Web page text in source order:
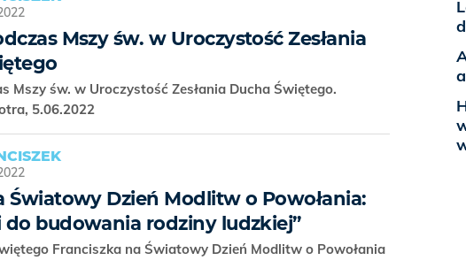
Mszy św. w Uroczystość Zesłania
Mszy św. w Uroczystość Zesłania Ducha Świętego.
5.06.2022
Światowy Dzień Modlitw o Powołania:
do budowania rodziny ludzkiej”
Franciszka na Światowy Dzień Modlitw o Powołania